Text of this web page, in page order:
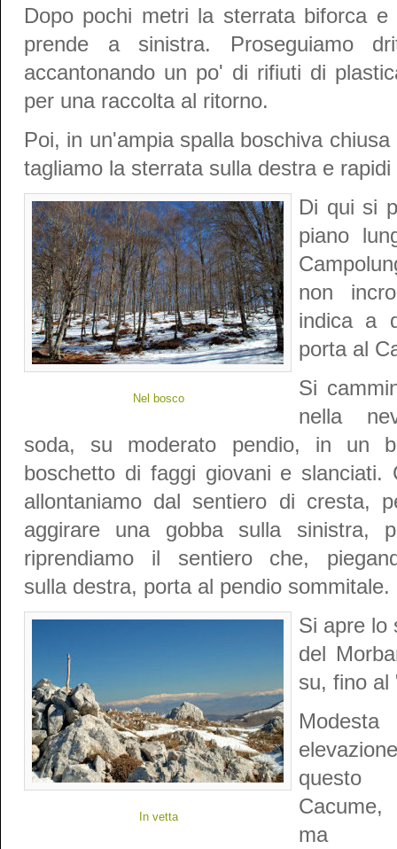
Dopo pochi metri la sterrata biforca e
prende a sinistra. Proseguiamo
accantonando un po' di rifiuti di
per una raccolta al ritorno.
Poi, in un'ampia spalla boschiva
tagliamo la sterrata sulla destra e
Nel bosco
Di qui si
piano
non
indica a
porta al
Si
nella
soda, su moderato pendio, in un
boschetto di faggi giovani e slanciati.
allontaniamo dal sentiero di cresta,
aggirare una gobba sulla sinistra,
riprendiamo il sentiero che,
sulla destra, porta al pendio sommitale.
In vetta
Si apre lo
del
su, fino al
Modesta
elevazione
questo
Cacume,
ma